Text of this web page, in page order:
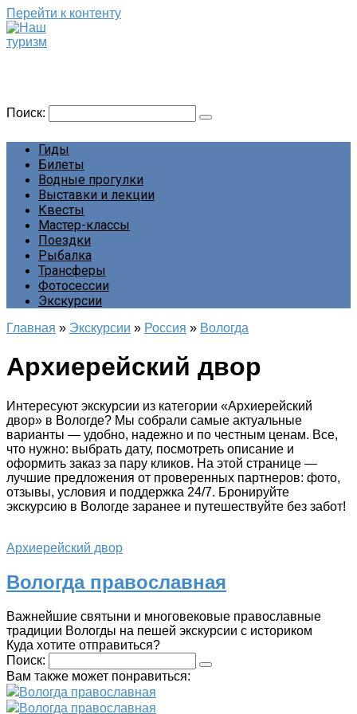
Перейти к контенту
Поиск:
Гиды
Билеты
Водные прогулки
Выставки и лекции
Квесты
Мастер-классы
Поездки
Рыбалка
Трансферы
Фотосессии
Экскурсии
Главная » Экскурсии » Россия » Вологда
Архиерейский двор
Интересуют экскурсии из категории «Архиерейский
двор» в Вологде? Мы собрали самые актуальные
варианты — удобно, надежно и по честным ценам. Все,
что нужно: выбрать дату, посмотреть описание и
оформить заказ за пару кликов. На этой странице —
лучшие предложения от проверенных партнеров: фото,
отзывы, условия и поддержка 24/7. Бронируйте
экскурсию в Вологде заранее и путешествуйте без забот!
Архиерейский двор
Вологда православная
Важнейшие святыни и многовековые православные
традиции Вологды на пешей экскурсии с историком
Куда хотите отправиться?
Поиск:
Вам также может понравиться:
Вологда православная
Вологда православная